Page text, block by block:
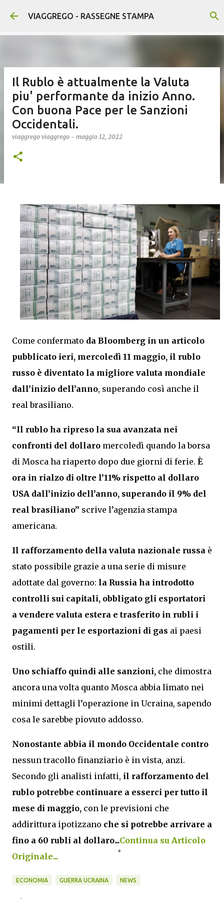
Passa ai contenuti principali
VIAGGREGO - RASSEGNE STAMPA
Il Rublo è attualmente la Valuta
piu' performante da inizio Anno.
Con buona Pace per le Sanzioni
Occidentali.
viaggrego viaggrego - maggio 12, 2022
Come confermato da Bloomberg in un articolo
pubblicato ieri, mercoledì 11 maggio, il rublo
russo è diventato la migliore valuta mondiale
dall’inizio dell’anno, superando così anche il
real brasiliano.
“Il rublo ha ripreso la sua avanzata nei
confronti del dollaro mercoledì quando la borsa
di Mosca ha riaperto dopo due giorni di ferie. È
ora in rialzo di oltre l’11% rispetto al dollaro
USA dall’inizio dell’anno, superando il 9% del
real brasiliano” scrive l’agenzia stampa
americana.
Il rafforzamento della valuta nazionale russa è
stato possibile grazie a una serie di misure
adottate dal governo: la Russia ha introdotto
controlli sui capitali, obbligato gli esportatori
a vendere valuta estera e trasferito in rubli i
pagamenti per le esportazioni di gas ai paesi
ostili.
Uno schiaffo quindi alle sanzioni, che dimostra
ancora una volta quanto Mosca abbia limato nei
minimi dettagli l’operazione in Ucraina, sapendo
cosa le sarebbe piovuto addosso.
Nonostante abbia il mondo Occidentale contro
nessun tracollo finanziario è in vista, anzi.
Secondo gli analisti infatti, il rafforzamento del
rublo potrebbe continuare a esserci per tutto il
mese di maggio, con le previsioni che
addirittura ipotizzano che si potrebbe arrivare a
fino a 60 rubli al dollaro...Continua su Articolo
Originale...
ECONOMIA GUERRA UCRAINA NEWS